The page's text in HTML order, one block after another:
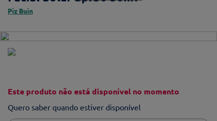
Piz Buin
Este produto não está disponível no momento
Quero saber quando estiver disponível